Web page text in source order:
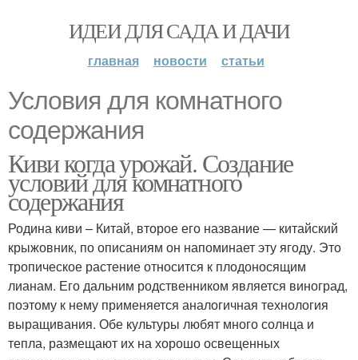
ИДЕИ ДЛЯ САДА И ДАЧИ
главная новости статьи
Условия для комнатного
содержания
Киви когда урожай. Создание
условий для комнатного
содержания
Родина киви – Китай, второе его название — китайский
крыжовник, по описаниям он напоминает эту ягоду. Это
тропическое растение относится к плодоносящим
лианам. Его дальним родственником является виноград,
поэтому к нему применяется аналогичная технология
выращивания. Обе культуры любят много солнца и
тепла, размещают их на хорошо освещенных